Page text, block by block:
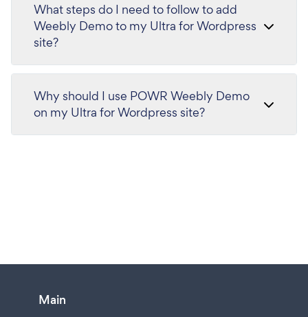
What steps do I need to follow to add
Weebly Demo to my Ultra for Wordpress
site?
Why should I use POWR Weebly Demo
on my Ultra for Wordpress site?
Main